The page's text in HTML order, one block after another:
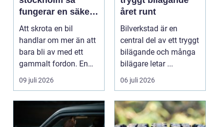
fungerar en säker
och miljövänlig
skrotning
Att skrota en bil
handlar om mer än att
bara bli av med ett
gammalt fordon. En
genomtänkt skrotning
09 juli 2026
året runt
Bilverkstad är en
central del av ett tryggt
bilägande och många
bilägare letar ...
06 juli 2026